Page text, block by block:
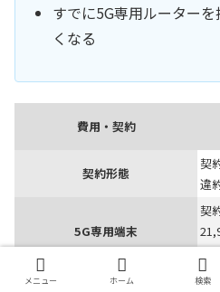
すでに5G専用ルーター
くなる
費用・契約
契約形態
契
違
5G専用端末
契
24
0か月目
・
メニュー ホーム 検索